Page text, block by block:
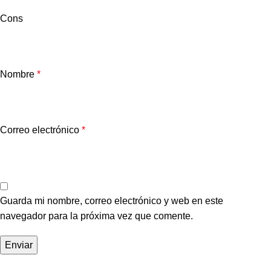
Cons
Nombre *
Correo electrónico *
Guarda mi nombre, correo electrónico y web en este
navegador para la próxima vez que comente.